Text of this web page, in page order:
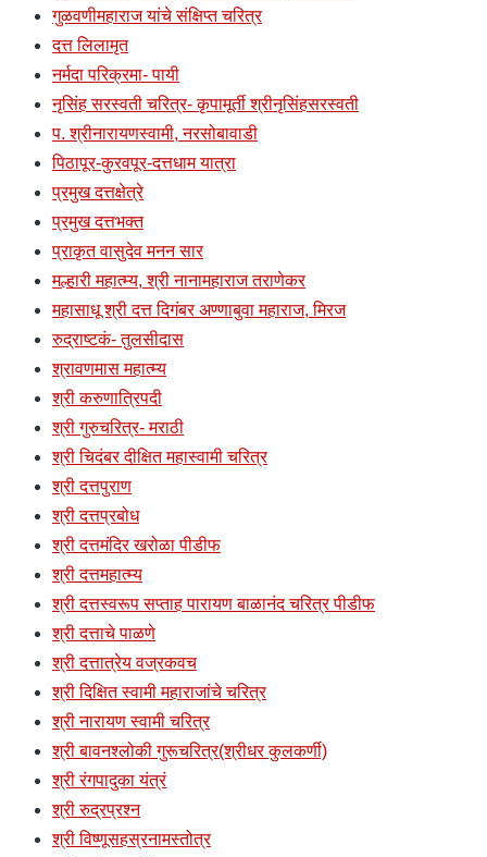
गुळवणीमहाराज यांचे संक्षिप्त चरित्र
दत्त लिलामृत
नर्मदा परिक्रमा- पायी
नृसिंह सरस्वती चरित्र- कृपामूर्ती श्रीनृसिंहसरस्वती
प. श्रीनारायणस्वामी, नरसोबावाडी
पिठापूर-कुरवपूर-दत्तधाम यात्रा
प्रमुख दत्तक्षेत्रे
प्रमुख दत्तभक्त
प्राकृत वासुदेव मनन सार
मल्हारी महात्म्य, श्री नानामहाराज तराणेकर
महासाधू श्री दत्त दिगंबर अण्णाबुवा महाराज, मिरज
रुद्राष्टकं- तुलसीदास
श्रावणमास महात्म्य
श्री करुणात्रिपदी
श्री गुरुचरित्र- मराठी
श्री चिदंबर दीक्षित महास्वामी चरित्र
श्री दत्तपुराण
श्री दत्तप्रबोध
श्री दत्तमंदिर खरोळा पीडीफ
श्री दत्तमहात्म्य
श्री दत्तस्वरूप सप्ताह पारायण बाळानंद चरित्र पीडीफ
श्री दत्ताचे पाळणे
श्री दत्तात्रेय वज्रकवच
श्री दिक्षित स्वामी महाराजांचे चरित्र
श्री नारायण स्वामी चरित्र
श्री बावनश्लोकी गुरूचरित्र(श्रीधर कुलकर्णी)
श्री रंगपादुका यंत्रं
श्री रुद्रप्रश्न
श्री विष्णूसहस्रनामस्तोत्र